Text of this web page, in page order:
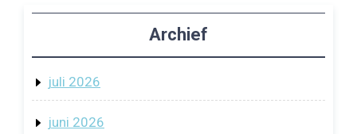
Archief
juli 2026
juni 2026